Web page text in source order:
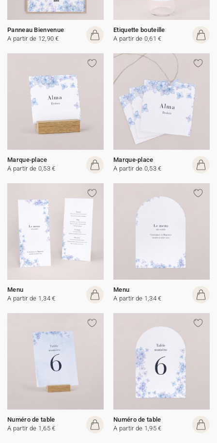
Panneau Bienvenue
A partir de 12,90 €
Etiquette bouteille
A partir de 0,61 €
Marque-place
A partir de 0,53 €
Marque-place
A partir de 0,53 €
Menu
A partir de 1,34 €
Menu
A partir de 1,34 €
Numéro de table
A partir de 1,65 €
Numéro de table
A partir de 1,95 €